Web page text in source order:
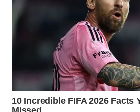
PRIANGAN
SEMARANG
WN
SOLO